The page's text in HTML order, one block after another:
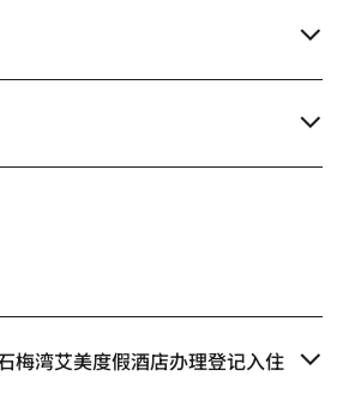
梅湾艾美度假酒店办理登记入住